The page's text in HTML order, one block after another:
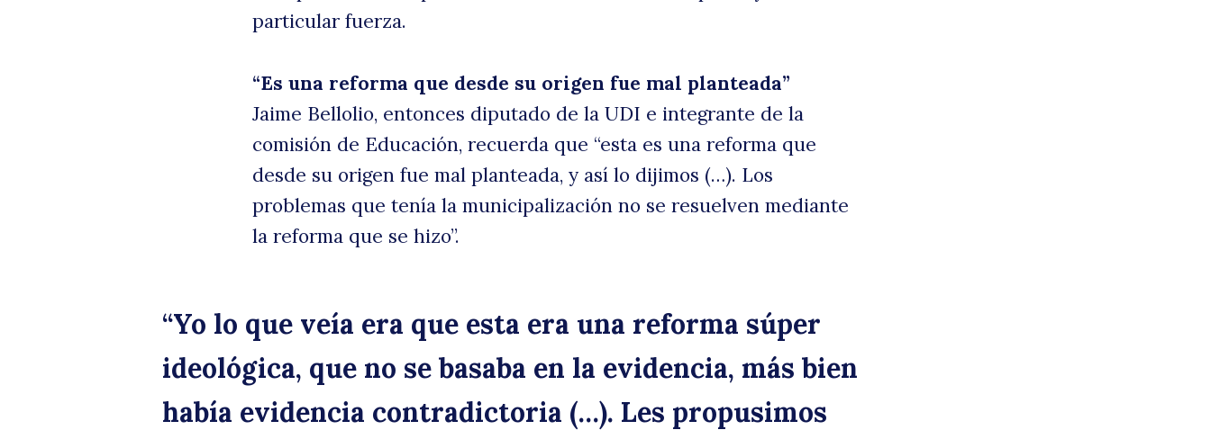
particular fuerza.
“Es una reforma que desde su origen fue mal planteada”
Jaime Bellolio, entonces diputado de la UDI e integrante de la
comisión de Educación, recuerda que “esta es una reforma que
desde su origen fue mal planteada, y así lo dijimos (…). Los
problemas que tenía la municipalización no se resuelven mediante
la reforma que se hizo”.
“Yo lo que veía era que esta era una reforma súper
ideológica, que no se basaba en la evidencia, más bien
había evidencia contradictoria (…). Les propusimos